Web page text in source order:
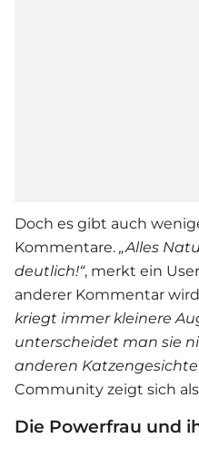
Doch es gibt auch
Kommentare. „Alles
deutlich!“, merkt ein
anderer Kommentar
kriegt immer kleinere
unterscheidet man sie
anderen
Community zeigt sich
Die Powerfrau und